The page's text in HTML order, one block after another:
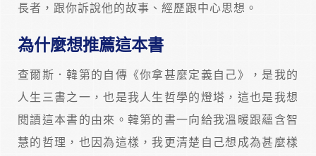
長者，跟你訴說他的故事、經歷跟中心思想。
為什麼想推薦這本書
查爾斯．韓第的自傳《你拿甚麼定義自己》，是我的
人生三書之一，也是我人生哲學的燈塔，這也是我想
閱讀這本書的由來。韓第的書一向給我溫暖跟蘊含智
慧的哲理，也因為這樣，我更清楚自己想成為甚麼樣